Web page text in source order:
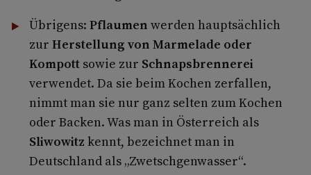
Übrigens: Pflaumen werden hauptsächlich
zur Herstellung von Marmelade oder
Kompott sowie zur Schnapsbrennerei
verwendet. Da sie beim Kochen zerfallen,
nimmt man sie nur ganz selten zum Kochen
oder Backen. Was man in Österreich als
Sliwowitz kennt, bezeichnet man in
Deutschland als „Zwetschgenwasser“.